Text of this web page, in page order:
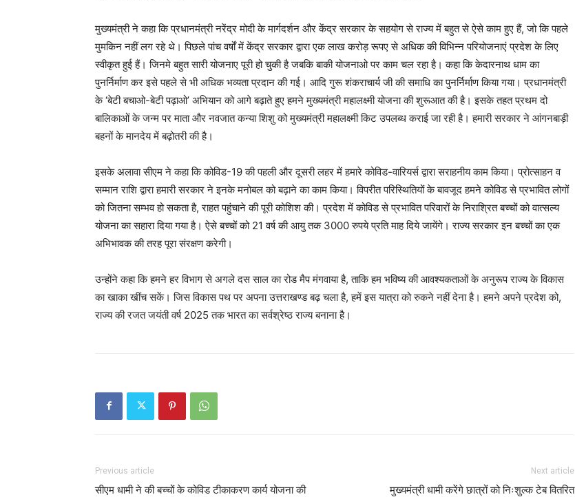
मुख्यमंत्री ने कहा कि प्रधानमंत्री नरेंद्र मोदी के मार्गदर्शन और केंद्र सरकार के सहयोग से राज्य में बहुत से ऐसे काम हुए हैं, जो कि पहले
मुमकिन नहीं लग रहे थे। पिछले पांच वर्षों में केंद्र सरकार द्वारा एक लाख करोड़ रूपए से अधिक की विभिन्न परियोजनाएं प्रदेश के लिए
स्वीकृत हुई हैं। जिनमे बहुत सारी योजनाए पूरी हो चुकी है जबकि बाकी योजनाओ पर काम चल रहा है। कहा कि केदारनाथ धाम का
पुनर्निर्माण कर इसे पहले से भी अधिक भव्यता प्रदान की गई। आदि गुरू शंकराचार्य जी की समाधि का पुनर्निर्माण किया गया। प्रधानमंत्री
के ‘बेटी बचाओ-बेटी पढ़ाओ’ अभियान को आगे बढ़ाते हुए हमने मुख्यमंत्री महालक्ष्मी योजना की शुरूआत की है। इसके तहत प्रथम दो
बालिकाओं के जन्म पर माता और नवजात कन्या शिशु को मुख्यमंत्री महालक्ष्मी किट उपलब्ध कराई जा रही है। हमारी सरकार ने आंगनबाड़ी
बहनों के मानदेय में बढ़ोतरी की है।
इसके अलावा सीएम ने कहा कि कोविड-19 की पहली और दूसरी लहर में हमारे कोविड-वारियर्स द्वारा सराहनीय काम किया। प्रोत्साहन व
सम्मान राशि द्वारा हमारी सरकार ने इनके मनोबल को बढ़ाने का काम किया। विपरीत परिस्थितियों के बावजूद हमने कोविड से प्रभावित लोगों
को जितना सम्भव हो सकता है, राहत पहुंचाने की पूरी कोशिश की। प्रदेश में कोविड से प्रभावित परिवारों के निराश्रित बच्चों को वात्सल्य
योजना का सहारा दिया गया है। ऐसे बच्चों को 21 वर्ष की आयु तक 3000 रुपये प्रति माह दिये जायेंगे। राज्य सरकार इन बच्चों का एक
अभिभावक की तरह पूरा संरक्षण करेगी।
उन्होंने कहा कि हमने हर विभाग से अगले दस साल का रोड मैप मंगवाया है, ताकि हम भविष्य की आवश्यकताओं के अनुरूप राज्य के विकास
का खाका खींच सकें। जिस विकास पथ पर अपना उत्तराखण्ड बढ़ चला है, हमें इस यात्रा को रुकने नहीं देना है। हमने अपने प्रदेश को,
राज्य की रजत जयंती वर्ष 2025 तक भारत का सर्वश्रेष्ठ राज्य बनाना है।
Previous article
सीएम धामी ने की बच्चों के कोविड टीकाकरण कार्य योजना की
Next article
मुख्यमंत्री धामी करेंगे छात्रों को निःशुल्क टेब वितरित